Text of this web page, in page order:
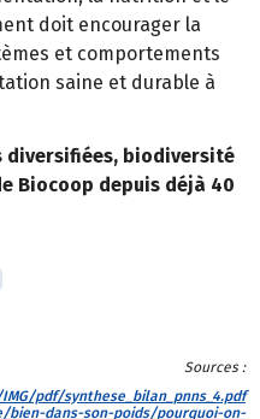
doit encourager la
et comportements
saine et durable à
biodiversité
Biocoop depuis déjà 40
Sources :
pdf/synthese_bilan_pnns_4.pdf
dans-son-poids/pourquoi-on-